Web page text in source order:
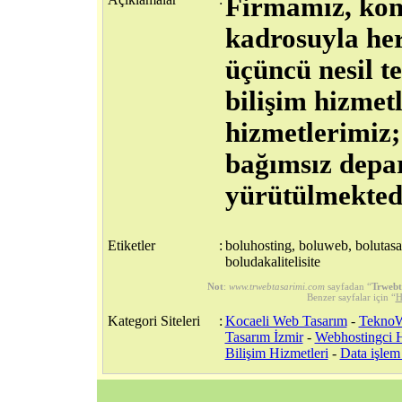
Firmamız,
kadrosuyla
üçüncü nesil
bilişim
bağımsız
Etiketler : boluhosting, boluweb,
boludakalitelisite
Not: www.trwebtasarimi.comsayfadan “
Benzer sayfalar için “
Kategori Siteleri : Kocaeli Web Tasarım-
Tasarım İzmir- Webhostingci
Bilişim Hizmetleri - Data